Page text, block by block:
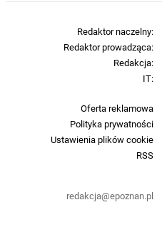
Oferta reklamowa
Polityka prywatności
Ustawienia plików cookie
RSS
redakcja@epoznan.pl
Redaktor naczelny:
Redaktor prowadząca:
Redakcja:
IT: